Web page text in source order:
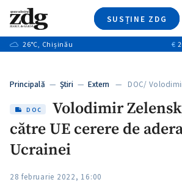
SUSȚINE ZDG
+7
+1
Caută
26°C, Chișinău €
Principală — Ştiri — Extern — DOC/
DOC
Volodimir
către UE cerere de
Ucrainei
28 februarie 2022, 16:00